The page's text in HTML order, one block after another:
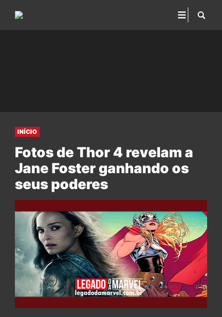
INÍCIO
Fotos de Thor 4 revelam a
Jane Foster ganhando os
seus poderes